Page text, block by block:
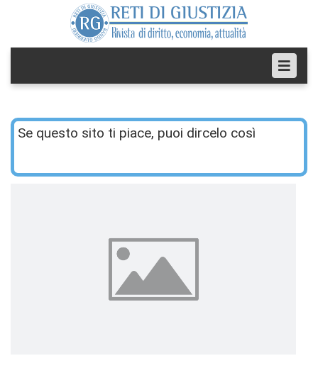
Se questo sito ti piace, puoi dircelo così